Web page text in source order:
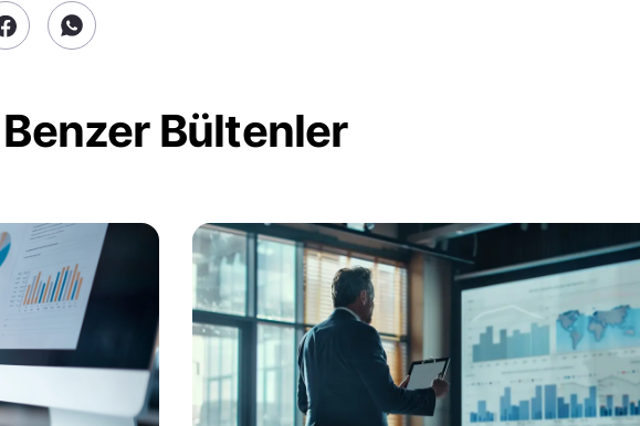
Benzer Bültenler